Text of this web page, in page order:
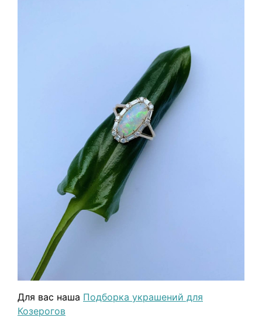
Для вас наша Подборка украшений для
Козерогов